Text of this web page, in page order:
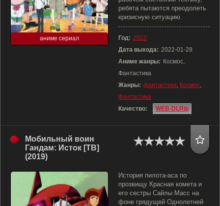
аниме сериал
ребята пытаются преодолеть
кризисную ситуацию.
Год: 2022
Дата выхода: 2022-01-28
Аниме жанры: Космос,
Фантастика
Жанры: фантастика, Космос,
Фантастика
Качество:
WEB-DLRip
Мобильный воин
Гандам: Исток [ТВ]
(2019)
История пилота-аса по
прозвищу Красная комета и
его сестры Сайлы Масс на
фоне грядущей Однолетней